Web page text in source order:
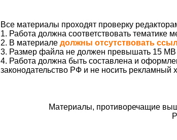
Все материалы проходят проверку
1. Работа должна соответствовать тематике
2. В материале должны отсутствовать
3. Размер файла не должен превышать 15 MB
4. Работа должна быть составлена и
законодательство РФ и не носить рекламный
Материалы, противоречащие